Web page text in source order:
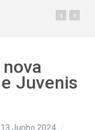
›
‹
Juvenis
Junho 2024